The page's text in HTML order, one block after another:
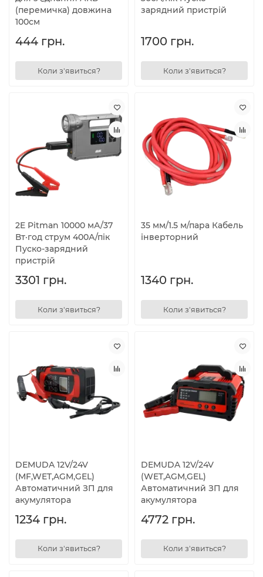
(перемичка) довжина
100см
444 грн.
Коли з'явиться?
зарядний пристрій
1700 грн.
Коли з'явиться?
2E Pitman 10000 мА/37
Вт·год струм 400А/пік
Пуско-зарядний
пристрій
3301 грн.
Коли з'явиться?
35 мм/1.5 м/пара Кабель
інверторний
1340 грн.
Коли з'явиться?
DEMUDA 12V/24V
(MF,WET,AGM,GEL)
Автоматичний ЗП для
акумулятора
1234 грн.
Коли з'явиться?
DEMUDA 12V/24V
(WET,AGM,GEL)
Автоматичний ЗП для
акумулятора
4772 грн.
Коли з'явиться?